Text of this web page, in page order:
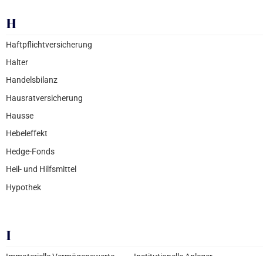
H
Haftpflichtversicherung
Halter
Handelsbilanz
Hausratversicherung
Hausse
Hebeleffekt
Hedge-Fonds
Heil- und Hilfsmittel
Hypothek
I